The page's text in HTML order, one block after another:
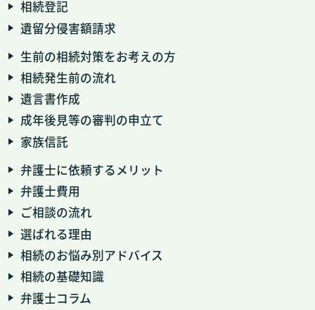
相続登記
遺留分侵害額請求
生前の相続対策をお考えの方
相続発生前の流れ
遺言書作成
成年後見等の審判の申立て
家族信託
弁護士に依頼するメリット
弁護士費用
ご相談の流れ
選ばれる理由
相続のお悩み別アドバイス
相続の基礎知識
弁護士コラム